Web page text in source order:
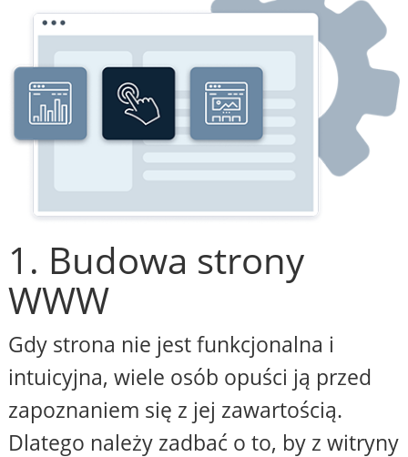
1. Budowa strony
WWW
Gdy strona nie jest funkcjonalna i
intuicyjna, wiele osób opuści ją przed
zapoznaniem się z jej zawartością.
Dlatego należy zadbać o to, by z witryny